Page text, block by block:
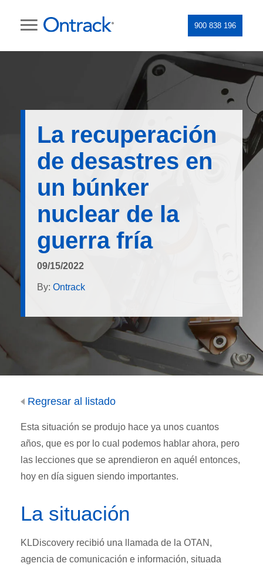
900 838 196
La recuperación
de desastres en
un búnker
nuclear de la
guerra fría
09/15/2022
By: Ontrack
Regresar al listado
Esta situación se produjo hace ya unos cuantos
años, que es por lo cual podemos hablar ahora, pero
las lecciones que se aprendieron en aquél entonces,
hoy en día siguen siendo importantes.
La situación
KLDiscovery recibió una llamada de la OTAN,
agencia de comunicación e información, situada